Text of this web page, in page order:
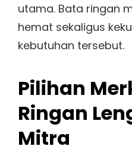
utama. Bata ringan
hemat sekaligus
kebutuhan tersebut.
Pilihan
Ringan
Mitra